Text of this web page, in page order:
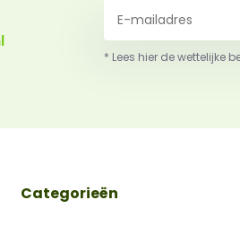
* Lees hier de wettelijke
Categorieën